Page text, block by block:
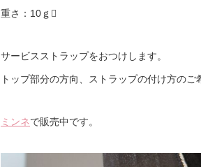
重さ：10ｇ
サービスストラップをおつけします。
トップ部分の方向、ストラップの付け方のご
ミンネで販売中です。